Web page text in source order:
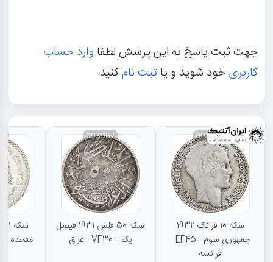
جهت ثبت پاسخ به این پرسش لطفا وارد حساب
کاربریخود شوید و یاثبت نامکنید
093968
سکه 10 فرانک 1932
جمهوری سوم - EF45 -
فرانسه
093967
سکه 50 فلس 1931 فیصل
یکم - VF30 - عراق
متحده - MS62 - مکزیک